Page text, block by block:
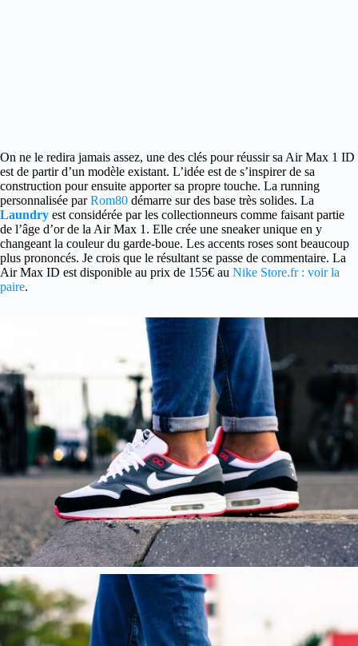
On ne le redira jamais assez, une des clés pour réussir sa Air Max 1 ID
est de partir d’un modèle existant. L’idée est de s’inspirer de sa
construction pour ensuite apporter sa propre touche. La running
personnalisée parRom80 démarre sur des base très solides. La
Laundry est considérée par les collectionneurs comme faisant partie
de l’âge d’or de la Air Max 1. Elle crée une sneaker unique en y
changeant la couleur du garde-boue. Les accents roses sont beaucoup
plus prononcés. Je crois que le résultant se passe de commentaire. La
Air Max ID est disponible au prix de 155€ au Nike Store.fr : voir la
paire.